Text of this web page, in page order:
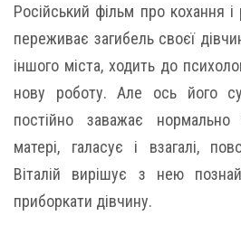
Російський фільм про кохання і
переживає загибель своєї
іншого міста, ходить до
нову роботу. Але ось його
постійно заважає
матері, галасує і взагалі,
Віталій вирішує з нею
приборкати дівчину.